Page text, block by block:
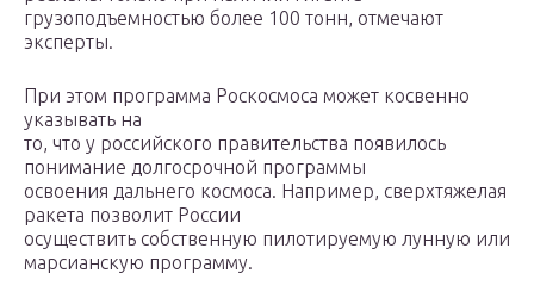
грузоподъемностью более 100 тонн, отмечают
эксперты.
При этом программа Роскосмоса может косвенно
указывать на
то, что у российского правительства появилось
понимание долгосрочной программы
освоения дальнего космоса. Например, сверхтяжелая
ракета позволит России
осуществить собственную пилотируемую лунную или
марсианскую программу.